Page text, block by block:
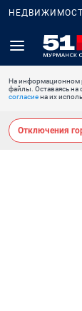
На информационном
файлы. Оставаясь на
согласиена их
Отключения